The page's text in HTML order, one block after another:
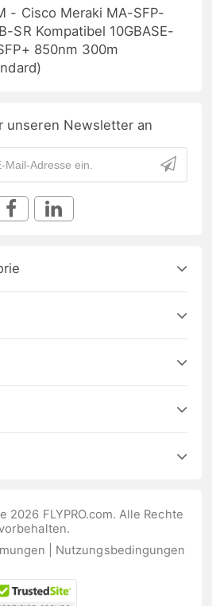
- Cisco Meraki MA-SFP-
SR Kompatibel 10GBASE-
850nm 300m
unseren Newsletter an
2026 FLYPRO.com. Alle Rechte
Nutzungsbedingungen